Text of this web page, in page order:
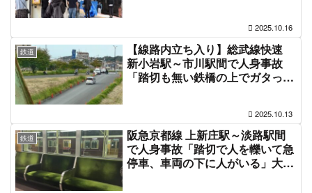
き込まれ電車遅延10月16日2025.10.16
鉄道
【線路内立ち入り】総武線快速
新小岩駅～市川駅間で人身事故
「踏切も無い鉄橋の上でガタって
出活動が難航」中央総武線各停も
巻き込まれ運転見合わせ電車遅延
#総武快速線 10月13日
2025.10.13
鉄道
阪急京都線 上新庄駅～淡路駅間
で人身事故「踏切で人を轢いて急
停車、車両の下に人がいる」大阪